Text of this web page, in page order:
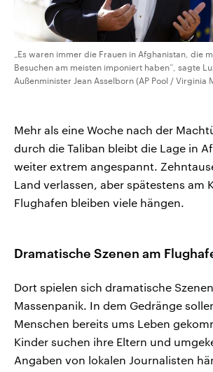
„Es waren immer die Frauen in Afghanistan, die
Besuchen am meisten imponiert haben“, sagte
Außenminister Jean Asselborn (AP Pool / Virginia
Mehr als eine Woche nach der
durch die Taliban bleibt die Lage in
weiter extrem angespannt.
Land verlassen, aber spätestens am
Flughafen bleiben viele hängen.
Dramatische Szenen am
Dort spielen sich dramatische
Massenpanik. In dem Gedränge
Menschen bereits ums Leben
Kinder suchen ihre Eltern und
Angaben von lokalen Journalisten